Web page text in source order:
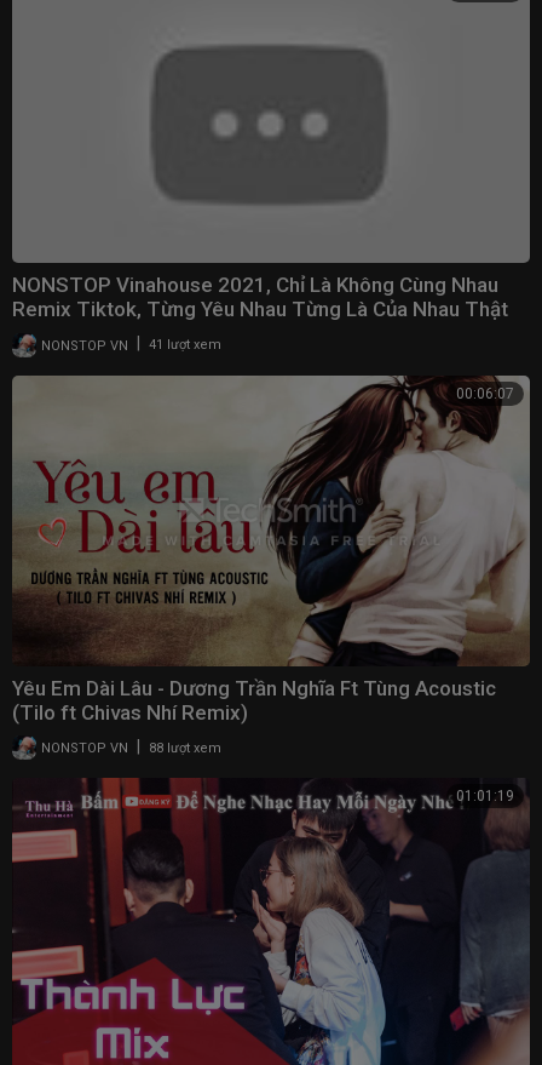
NONSTOP Vinahouse 2021, Chỉ Là Không Cùng Nhau
Remix Tiktok, Từng Yêu Nhau Từng Là Của Nhau Thật
Lâu NONSTOP VN 41 lượt xem
00:06:07
Yêu Em Dài Lâu - Dương Trần Nghĩa Ft Tùng Acoustic
(Tilo ft Chivas Nhí Remix)
NONSTOP VN 88 lượt xem
01:01:19